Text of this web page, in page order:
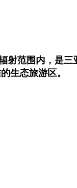
范围内，是
生态旅游区。